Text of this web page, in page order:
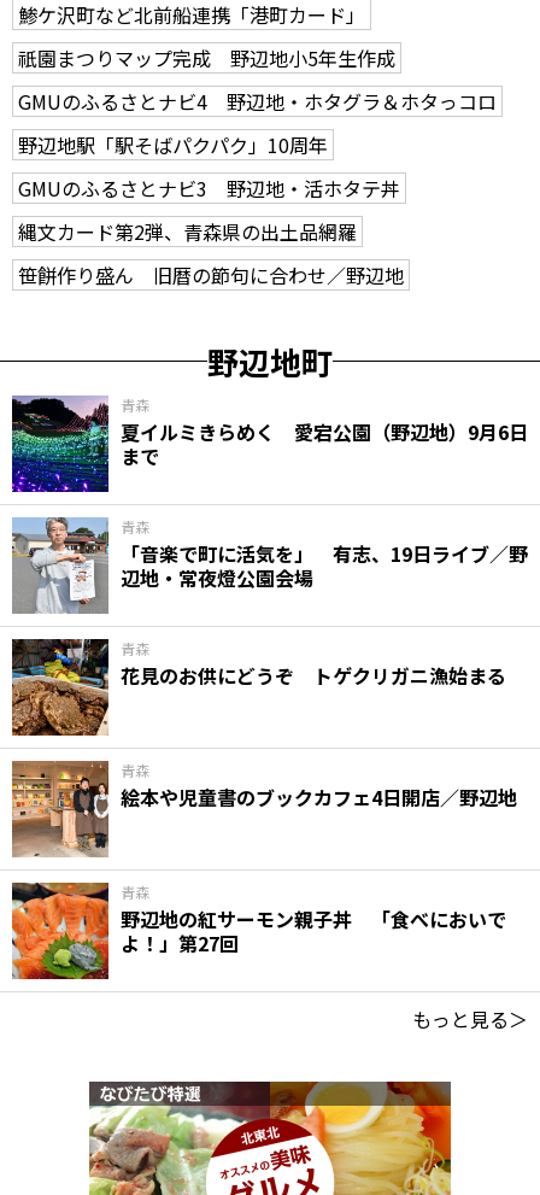
鯵ケ沢町など北前船連携「港町カード」
祇園まつりマップ完成 野辺地小5年生作成
GMUのふるさとナビ4 野辺地・ホタグラ＆ホタっコロ
野辺地駅「駅そばパクパク」10周年
GMUのふるさとナビ3 野辺地・活ホタテ丼
縄文カード第2弾、青森県の出土品網羅
笹餅作り盛ん 旧暦の節句に合わせ／野辺地
野辺地町
青森
夏イルミきらめく 愛宕公園（野辺地）9月6日
まで
青森
「音楽で町に活気を」 有志、19日ライブ／野
辺地・常夜燈公園会場
青森
花見のお供にどうぞ トゲクリガニ漁始まる
青森
絵本や児童書のブックカフェ4日開店／野辺地
青森
野辺地の紅サーモン親子丼 「食べにおいで
よ！」第27回
もっと見る＞